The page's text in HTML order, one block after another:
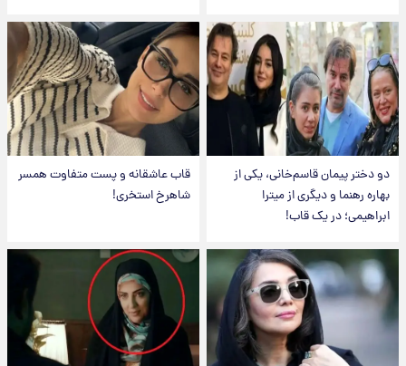
دو دختر پیمان قاسم‌خانی، یکی از
بهاره رهنما و دیگری از میترا
ابراهیمی؛ در یک قاب!
قاب عاشقانه و پست متفاوت همسر
شاهرخ استخری!